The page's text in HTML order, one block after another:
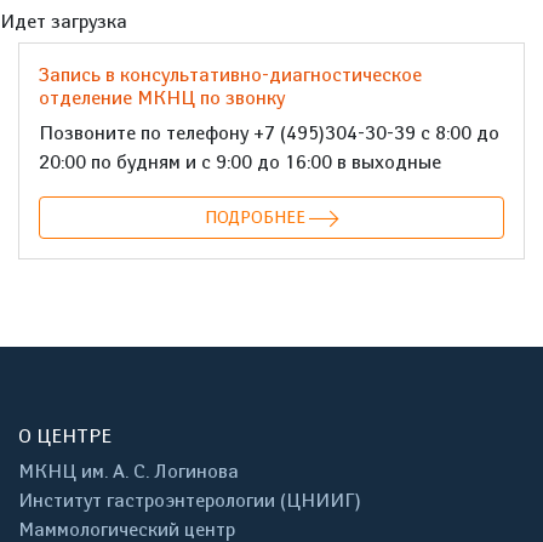
Идет загрузка
Запись в консультативно-диагностическое
отделение МКНЦ по звонку
Позвоните по телефону +7 (495)304-30-39 с 8:00 до
20:00 по будням и с 9:00 до 16:00 в выходные
ПОДРОБНЕЕ
О ЦЕНТРЕ
МКНЦ им. А. С. Логинова
Институт гастроэнтерологии (ЦНИИГ)
Маммологический центр